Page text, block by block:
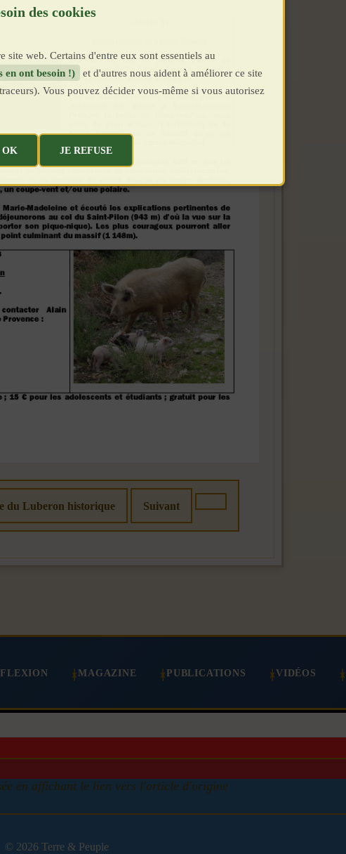
du Luberon historique Suivant
MAGAZINE PUBLICATIONS VIDÉOS
en affichant le lien vers l'article d'origine
© 2026 Terre & Peuple
site web. Certains d'entre eux sont essentiels au
en ont besoin !)
et d'autres nous aident à améliorer ce site
Vous pouvez décider vous-même si vous autorisez
OK JE REFUSE